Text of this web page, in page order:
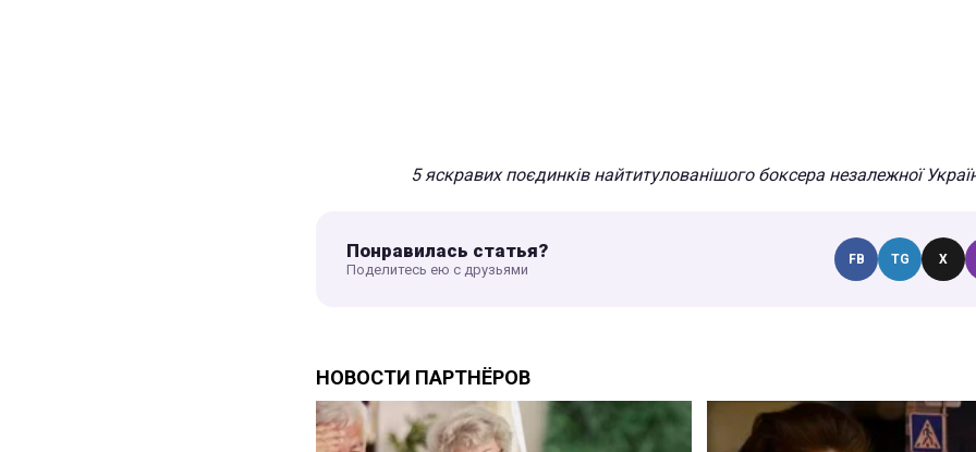
5 яскравих поєдинків найтитулованішого боксера незалежної
Понравилась статья?
Поделитесь ею с друзьями
FB TG X